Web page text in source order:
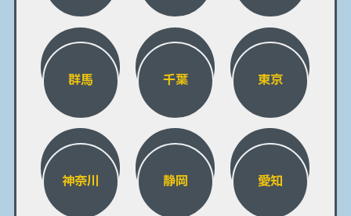
群馬 千葉 東京
神奈川 静岡 愛知